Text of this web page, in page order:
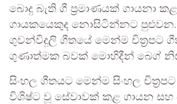
බොදු බැති ගී ප්‍රමාණයක් ගායනා
ගායකයෙකුද නොසිටින්නට පුළුවන.
ගුවන්විදුලි ගීතයේ මෙන්ම චිත්‍රපට
ගුණාත්මක බවක් මොහිදීන් බෙග්
සිංහල ගීතයට මෙන්ම සිංහල
විශිෂ්ට වූ සේවාවක් කළ ගායන සහ